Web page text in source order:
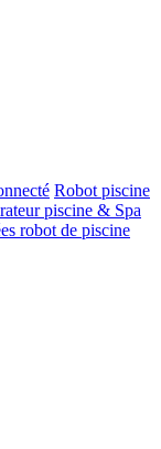
Robot piscine
piscine & Spa
robot de piscine